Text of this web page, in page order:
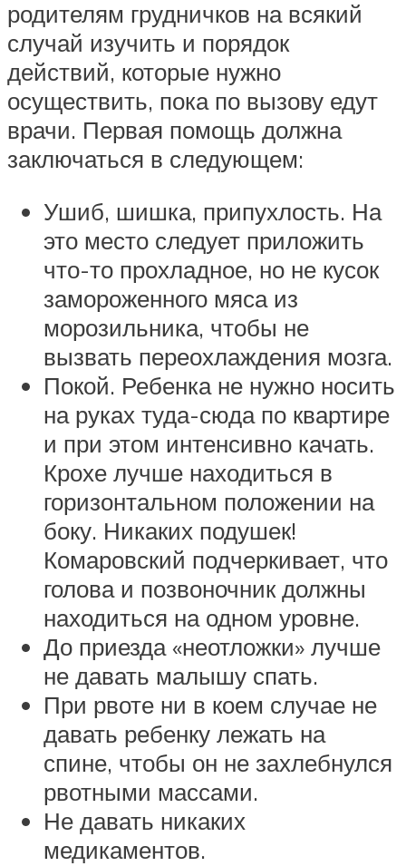
родителям грудничков на всякий
случай изучить и порядок
действий, которые нужно
осуществить, пока по вызову едут
врачи. Первая помощь должна
заключаться в следующем:
Ушиб, шишка, припухлость. На
это место следует приложить
что-то прохладное, но не кусок
замороженного мяса из
морозильника, чтобы не
вызвать переохлаждения мозга.
Покой. Ребенка не нужно носить
на руках туда-сюда по квартире
и при этом интенсивно качать.
Крохе лучше находиться в
горизонтальном положении на
боку. Никаких подушек!
Комаровский подчеркивает, что
голова и позвоночник должны
находиться на одном уровне.
До приезда «неотложки» лучше
не давать малышу спать.
При рвоте ни в коем случае не
давать ребенку лежать на
спине, чтобы он не захлебнулся
рвотными массами.
Не давать никаких
медикаментов.